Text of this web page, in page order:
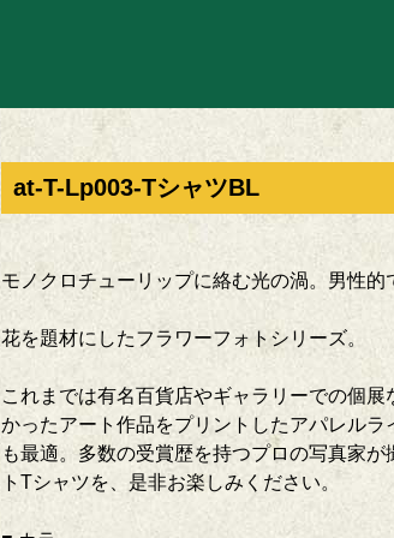
at-T-Lp003-TシャツBL
モノクロチューリップに絡む光の渦。男性的
花を題材にしたフラワーフォトシリーズ。
これまでは有名百貨店やギャラリーでの個
かったアート作品をプリントしたアパレルラ
も最適。多数の受賞歴を持つプロの写真家
トTシャツを、是非お楽しみください。